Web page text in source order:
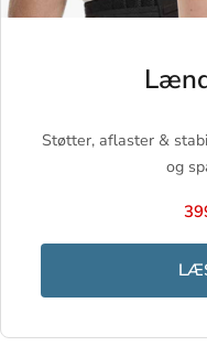
Støtter, aflaster &
og